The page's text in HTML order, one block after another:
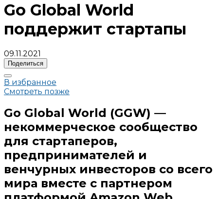
Go Global World
поддержит стартапы
09.11.2021
Поделиться
В избранное
Смотреть позже
Go Global World (GGW) —
некоммерческое сообщество
для стартаперов,
предпринимателей и
венчурных инвесторов со всего
мира вместе с партнером